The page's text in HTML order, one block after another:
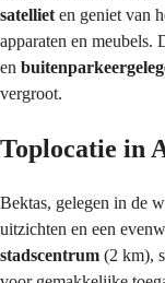
satelliet en geniet van
apparaten en meubels.
en
vergroot.
Toplocatie in
Bektas, gelegen in de
uitzichten en een
stadscentrum (2 km),